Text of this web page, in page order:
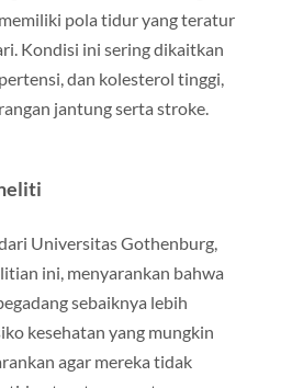
pola tidur yang teratur
Kondisi ini sering dikaitkan
dan kolesterol tinggi,
jantung serta stroke.
Universitas Gothenburg,
ini, menyarankan bahwa
sebaiknya lebih
kesehatan yang mungkin
agar mereka tidak